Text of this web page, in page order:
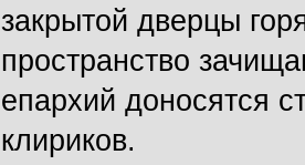
закрытой дверцы
пространство
епархий доносятся
клириков.